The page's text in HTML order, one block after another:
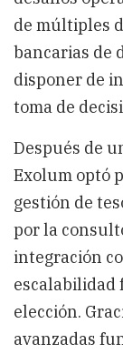
de múltiples
bancarias de
disponer de
toma de
Después de
Exolum optó
gestión de
por la
integración
escalabilidad
elección.
avanzadas